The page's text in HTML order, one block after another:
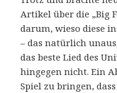
Artikel über die „Big
darum, wieso diese
– das natürlich
das beste Lied des
hingegen nicht. Ein
Spiel zu bringen,